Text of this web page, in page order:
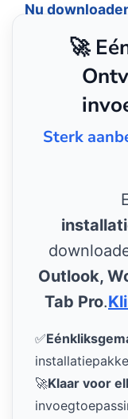
Nu
🚀
Sterk
Outlook,
Tab Pro.
✅
🚀Klaar voor